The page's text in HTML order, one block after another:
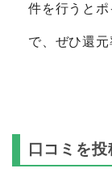
件を行うと
で、ぜひ還
口コミを投